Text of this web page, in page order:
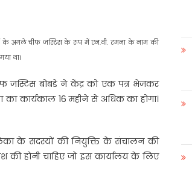
के अगले चीफ जस्टिस के रूप में एन.वी. रमना के नाम की
था।
जस्टिस बोबडे ने केंद्र को एक पत्र भेजकर
कार्यकाल 16 महीने से अधिक का होगा।
के सदस्यों की नियुक्ति के संचालन की
की होनी चाहिए जो इस कार्यालय के लिए